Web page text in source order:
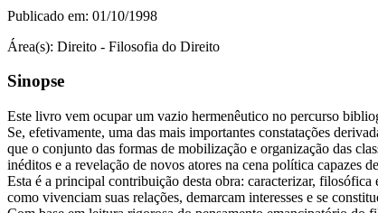
Publicado em: 01/10/1998
Área(s): Direito - Filosofia do Direito
Sinopse
Este livro vem ocupar um vazio hermenêutico no percurso
Se, efetivamente, uma das mais importantes constatações
que o conjunto das formas de mobilização e organização das
inéditos e a revelação de novos atores na cena política capazes
Esta é a principal contribuição desta obra: caracterizar,
como vivenciam suas relações, demarcam interesses e se